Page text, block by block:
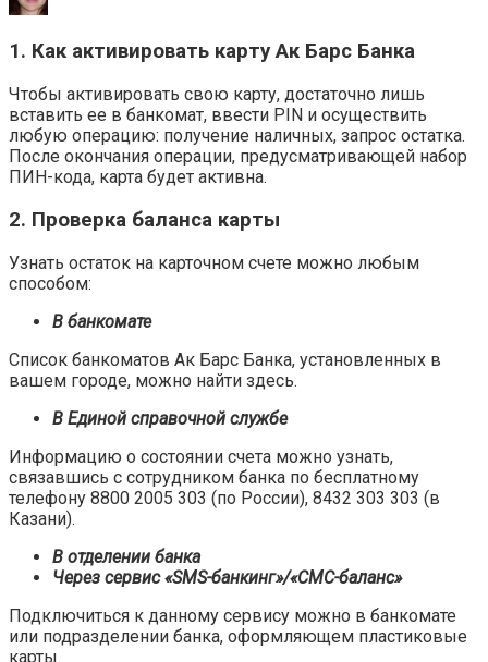
1. Как активировать карту Ак Барс Банка
Чтобы активировать свою карту, достаточно лишь
вставить ее в банкомат, ввести PIN и осуществить
любую операцию: получение наличных, запрос остатка.
После окончания операции, предусматривающей набор
ПИН-кода, карта будет активна.
2. Проверка баланса карты
Узнать остаток на карточном счете можно любым
способом:
В банкомате
Список банкоматов Ак Барс Банка, установленных в
вашем городе, можно найти здесь.
В Единой справочной службе
Информацию о состоянии счета можно узнать,
связавшись с сотрудником банка по бесплатному
телефону 8800 2005 303 (по России), 8432 303 303 (в
Казани).
В отделении банка
Через сервис «SMS-банкинг»/«СМС-баланс»
Подключиться к данному сервису можно в банкомате
или подразделении банка, оформляющем пластиковые
карты.